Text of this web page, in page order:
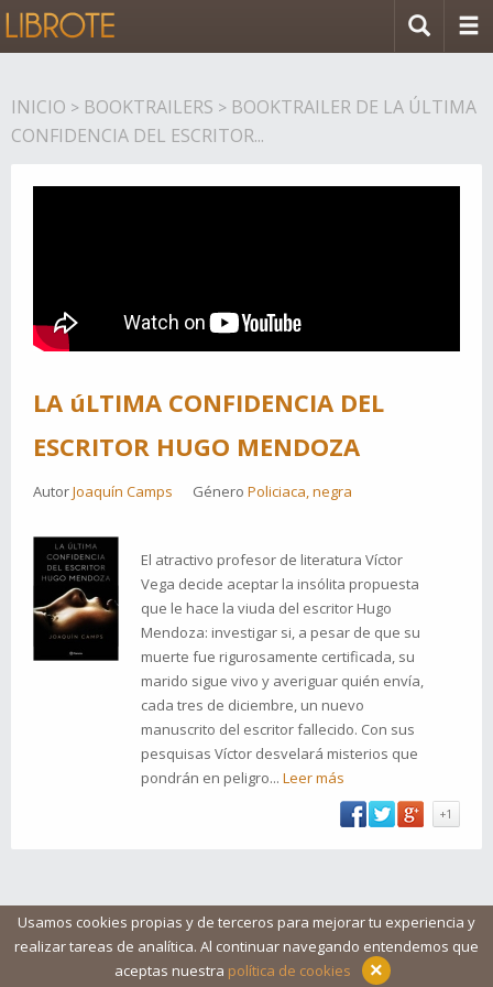
Usamos cookies propias y de terceros para mejorar tu experiencia y
realizar tareas de analítica. Al continuar navegando entendemos que
aceptas nuestra política de cookies ×
INICIO > BOOKTRAILERS > BOOKTRAILER DE LA ÚLTIMA
CONFIDENCIA DEL ESCRITOR...
LA úLTIMA CONFIDENCIA DEL
ESCRITOR HUGO MENDOZA
AutorJoaquín Camps Género Policiaca, negra
El atractivo profesor de literatura Víctor
Vega decide aceptar la insólita propuesta
que le hace la viuda del escritor Hugo
Mendoza: investigar si, a pesar de que su
muerte fue rigurosamente certificada, su
marido sigue vivo y averiguar quién envía,
cada tres de diciembre, un nuevo
manuscrito del escritor fallecido. Con sus
pesquisas Víctor desvelará misterios que
pondrán en peligro... Leer más
+1
Aviso legal